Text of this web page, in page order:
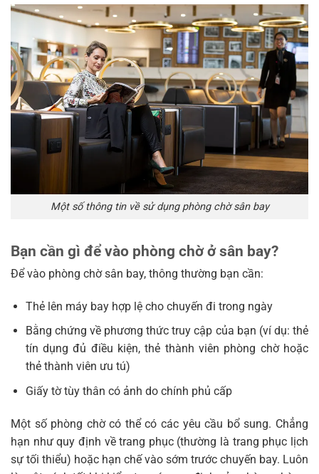
Một số thông tin về sử dụng phòng chờ sân bay
Bạn cần gì để vào phòng chờ ở sân bay?
Để vào phòng chờ sân bay, thông thường bạn cần:
Thẻ lên máy bay hợp lệ cho chuyến đi trong ngày
Bằng chứng về phương thức truy cập của bạn (ví dụ: thẻ
tín dụng đủ điều kiện, thẻ thành viên phòng chờ hoặc
thẻ thành viên ưu tú)
Giấy tờ tùy thân có ảnh do chính phủ cấp
Một số phòng chờ có thể có các yêu cầu bổ sung. Chẳng
hạn như quy định về trang phục (thường là trang phục lịch
sự tối thiểu) hoặc hạn chế vào sớm trước chuyến bay. Luôn